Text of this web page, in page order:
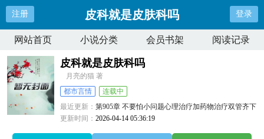
注册 皮科就是皮肤科吗 登录
网站首页 小说分类 会员书架 阅读记录
皮科就是皮肤科吗
月亮的猫 著
都市言情
连载中
最近更新：第905章 不要怕小问题心理治疗加药物治疗双管齐下
更新时间：2026-04-14 05:36:19